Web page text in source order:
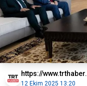
https://
12 Ekim 2025 13:20